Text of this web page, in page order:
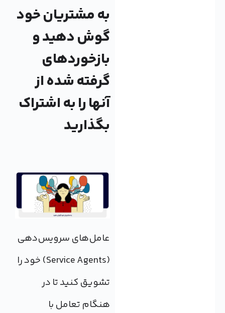
به مشتریان خود
گوش دهید و
بازخوردهای
گرفته شده از
آنها را به اشتراک
بگذارید
عامل‌های سرویس‌دهی
(Service Agents) خود را
تشویق کنید تا در
هنگام تعامل با